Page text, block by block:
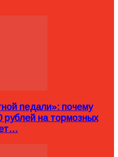
педали»: почему
рублей на тормозных